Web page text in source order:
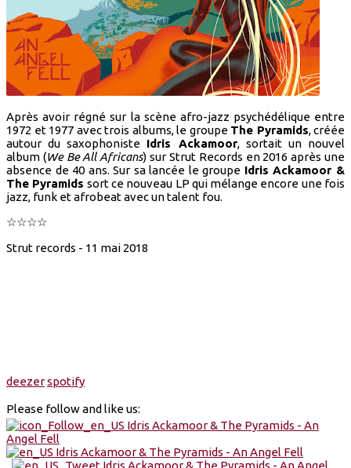
Après avoir régné sur la scène afro-jazz psychédélique entre
1972 et 1977 avec trois albums, le groupe The Pyramids, créée
autour du saxophoniste Idris Ackamoor, sortait un nouvel
album (We Be All Africans) sur Strut Records en 2016 après une
absence de 40 ans. Sur sa lancée le groupe Idris Ackamoor &
The Pyramids sort ce nouveau LP qui mélange encore une fois
jazz, funk et afrobeat avec un talent fou.
☆☆☆☆
Strut records - 11 mai 2018
deezerspotify
Please follow and like us: